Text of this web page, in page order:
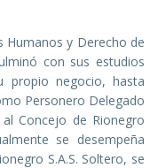
Humanos y Derecho de
con sus estudios
propio negocio, hasta
Personero Delegado
Concejo de Rionegro
se desempeña
S.A.S. Soltero, se